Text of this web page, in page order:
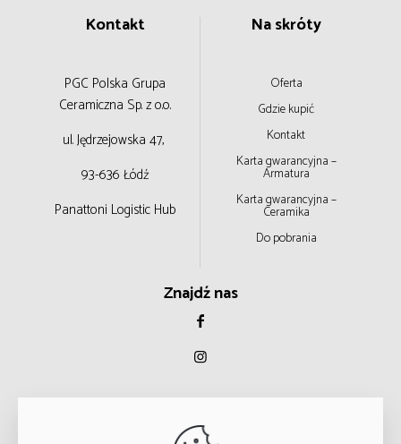
Kontakt
PGC Polska Grupa
Ceramiczna Sp. z o.o.
ul. Jędrzejowska 47,
93-636 Łódź
Panattoni Logistic Hub
Na skróty
Oferta
Gdzie kupić
Kontakt
Karta gwarancyjna –
Armatura
Karta gwarancyjna –
Ceramika
Do pobrania
Znajdź nas